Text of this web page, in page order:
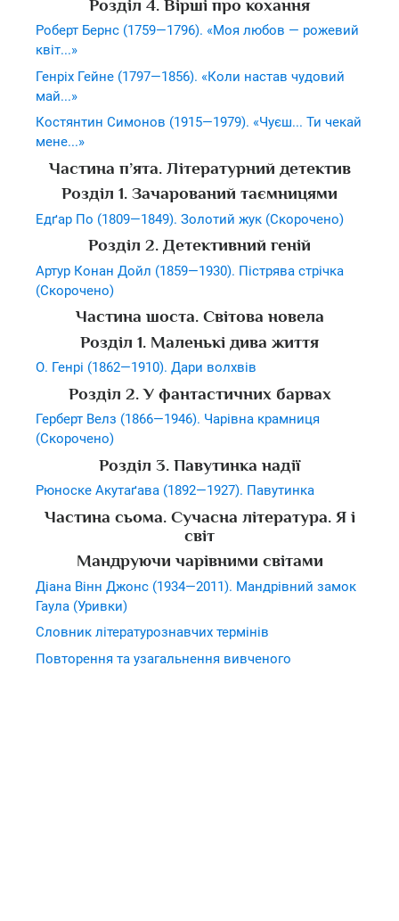
Розділ 4. Вірші про кохання
Роберт Бернс (1759—1796). «Моя любов — рожевий
квіт...»
Генріх Гейне (1797—1856). «Коли настав чудовий
май...»
Костянтин Симонов (1915—1979). «Чуєш... Ти чекай
мене...»
Частина п’ята. Літературний детектив
Розділ 1. Зачарований таємницями
Едґар По (1809—1849). Золотий жук (Скорочено)
Розділ 2. Детективний геній
Артур Конан Дойл (1859—1930). Пістрява стрічка
(Скорочено)
Частина шоста. Світова новела
Розділ 1. Маленькі дива життя
О. Генрі (1862—1910). Дари волхвів
Розділ 2. У фантастичних барвах
Герберт Велз (1866—1946). Чарівна крамниця
(Скорочено)
Розділ 3. Павутинка надії
Рюноске Акутаґава (1892—1927). Павутинка
Частина сьома. Сучасна література. Я і
світ
Мандруючи чарівними світами
Діана Вінн Джонс (1934—2011). Мандрівний замок
Гаула (Уривки)
Словник літературознавчих термінів
Повторення та узагальнення вивченого